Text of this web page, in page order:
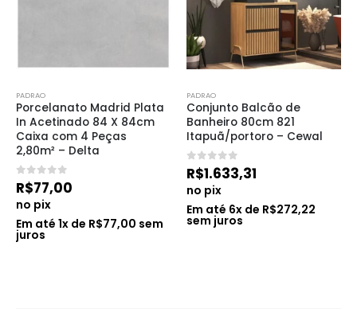
PADRAO
Porcelanato Madrid Plata
In Acetinado 84 X 84cm
Caixa com 4 Peças
2,80m² – Delta
0de 5
R$77,00
no pix
Em até 1x de R$77,00 sem
juros
PADRAO
Conjunto Balcão de
Banheiro 80cm 821
Itapuã/portoro – Cewal
0de 5
R$1.633,31
no pix
Em até 6x de R$272,22
sem juros